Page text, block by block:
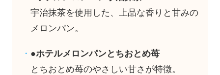
宇治抹茶を使用した、上品な香りと甘みの
メロンパン。
●ホテルメロンパンとちおとめ苺
とちおとめ苺のやさしい甘さが特徴。